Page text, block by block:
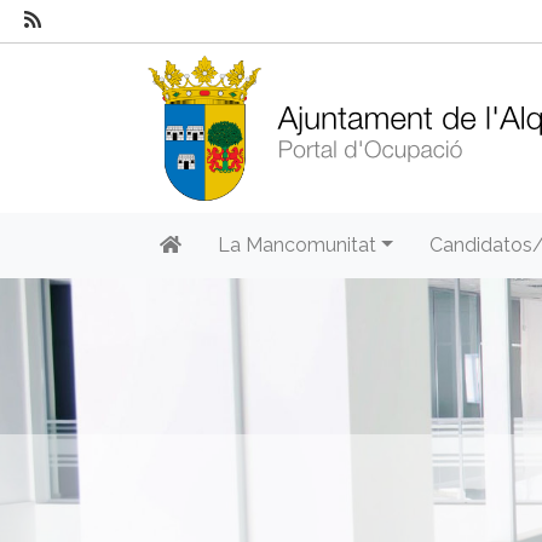
La Mancomunitat